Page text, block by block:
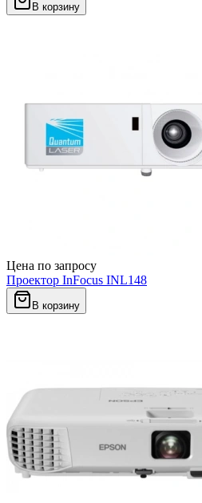
В корзину
Цена по запросу
Проектор InFocus INL148
В корзину